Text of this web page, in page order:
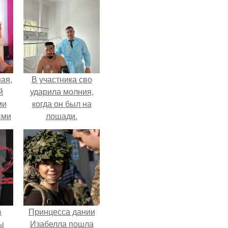
В участника сво
ударила молния,
когда он был на
лошади.
Принцесса дании
Изабелла пошла